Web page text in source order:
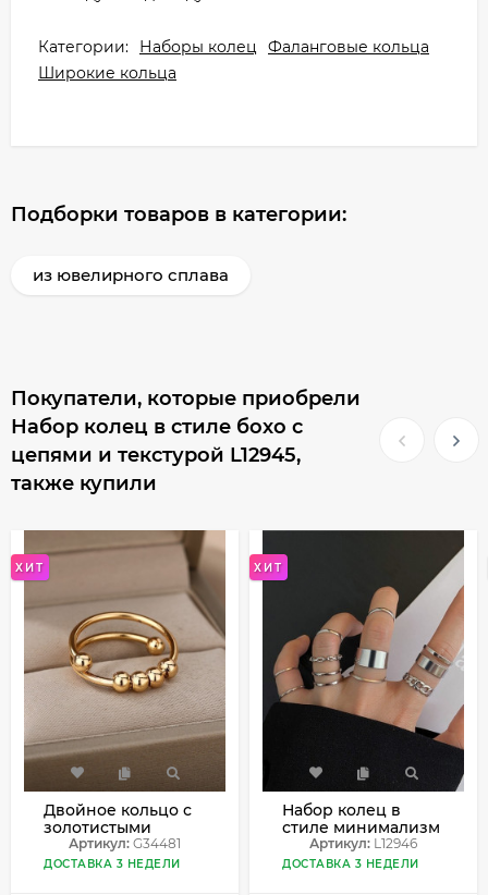
Категории: Наборы колец
Фаланговые кольца
Широкие кольца
Подборки товаров в категории:
из ювелирного сплава
Покупатели, которые приобрели
Набор колец в стиле бохо с
цепями и текстурой L12945,
также купили
ХИТ
Двойное кольцо с
золотистыми
шариками-
бегунками G34481
Артикул: G34481
ДОСТАВКА 3 НЕДЕЛИ
ХИТ
Набор колец в
стиле минимализм
и гранж L12946
Артикул: L12946
ДОСТАВКА 3 НЕДЕЛИ